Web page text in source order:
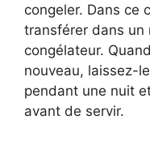
congeler. Dans ce
transférer dans un
congélateur.
nouveau, laissez-
pendant une nuit
avant de servir.